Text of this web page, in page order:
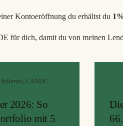
Kontoeröffnung du erhältst du
für dich, damit du von meinen
InRento, LANDE,
2026: So
mit 5